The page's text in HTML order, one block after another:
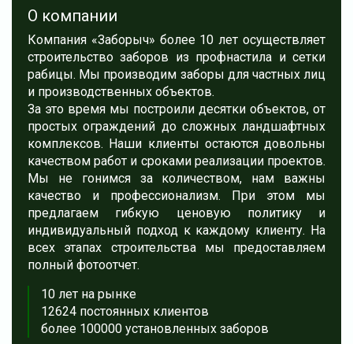
О компании
Компания «Заборыч» более 10 лет осуществляет
строительство заборов из профнастила и сетки
рабицы. Мы производим заборы для частных лиц
и производственных объектов.
За это время мы построили десятки объектов, от
простых ограждений до сложных ландшафтных
комплексов. Наши клиенты остаются довольны
качеством работ и сроками реализации проектов.
Мы не гонимся за количеством, нам важны
качество и профессионализм. При этом мы
предлагаем гибкую ценовую политику и
индивидуальный подход к каждому клиенту. На
всех этапах строительства мы предоставляем
полный фотоотчет.
10 лет на рынке
12624 постоянных клиентов
более 100000 установленных заборов